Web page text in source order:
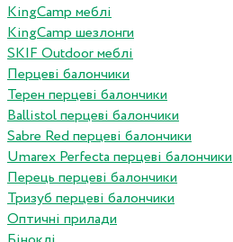
KingCamp меблі
KingCamp шезлонги
SKIF Outdoor меблі
Перцеві балончики
Терен перцеві балончики
Ballistol перцеві балончики
Sabre Red перцеві балончики
Umarex Perfecta перцеві балончики
Перець перцеві балончики
Тризуб перцеві балончики
Оптичні прилади